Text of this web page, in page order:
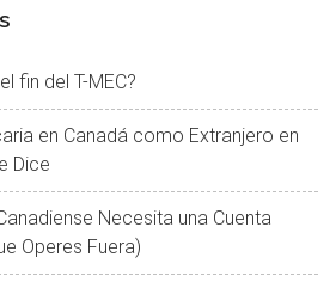
fin del T-MEC?
en Canadá como Extranjero en
Dice
Necesita una Cuenta
Operes Fuera)